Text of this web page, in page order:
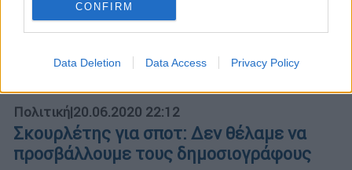
CONFIRM
Data Deletion Data Access Privacy Policy
Πολιτική|20.06.2020 22:12
Σκουρλέτης για σποτ: Δεν θέλαμε να
προσβάλλουμε τους δημοσιογράφους